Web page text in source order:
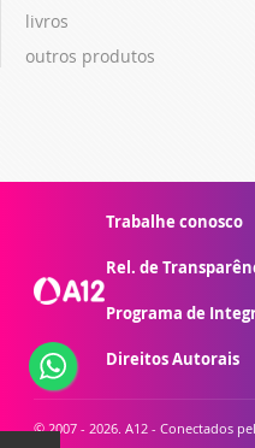
livros
outros produtos
Trabalhe conosco
Rel. de
Programa de
Direitos Autorais
© 2007 - 2026. A12 - Conectados